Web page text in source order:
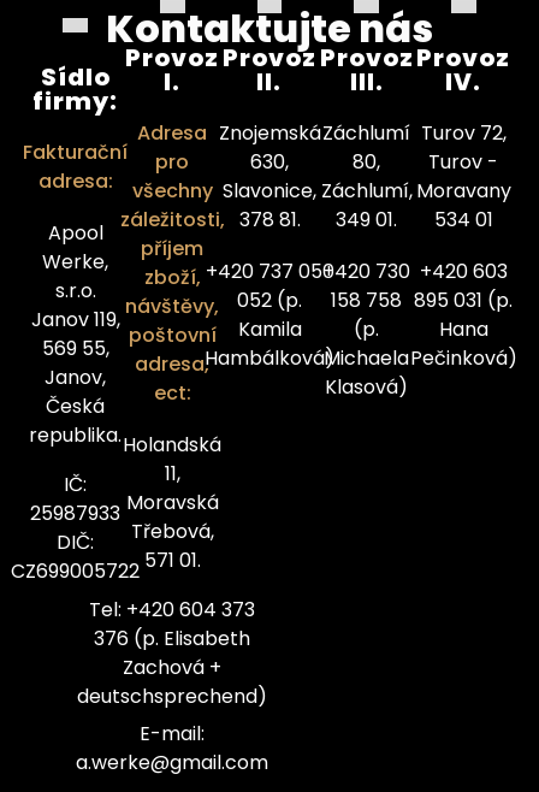
Kontaktujte nás
Sídlo
firmy:
Fakturační
adresa:
Apool
Werke,
s.r.o.
Janov 119,
569 55,
Janov,
Česká
republika.
IČ:
25987933
DIČ:
CZ699005722
Provoz
I.
Adresa
pro
všechny
záležitosti,
příjem
zboží,
návštěvy,
poštovní
adresa,
ect:
Holandská
11,
Moravská
Třebová,
571 01.
Tel: +420 604 373
376 (p. Elisabeth
Zachová +
deutschsprechend)
E-mail:
a.werke@gmail.com
Provoz
II.
Znojemská
630,
Slavonice,
378 81.
+420 737 050
052 (p.
Kamila
Hambálková)
Provoz
III.
Záchlumí
80,
Záchlumí,
349 01.
+420 730
158 758
(p.
Michaela
Klasová)
Provoz
IV.
Turov 72,
Turov -
Moravany
534 01
+420 603
895 031 (p.
Hana
Pečinková)